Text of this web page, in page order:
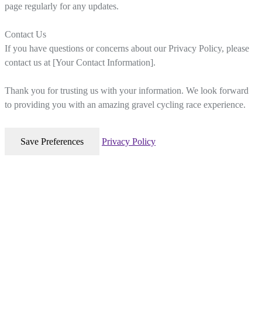
page regularly for any updates.
Contact Us
If you have questions or concerns about our Privacy Policy, please
contact us at [Your Contact Information].
Thank you for trusting us with your information. We look forward
to providing you with an amazing gravel cycling race experience.
Privacy Policy